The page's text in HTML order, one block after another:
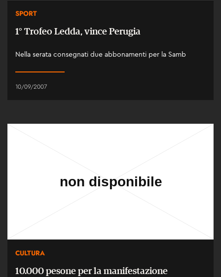
SPORT
1° Trofeo Ledda, vince Perugia
Nella serata consegnati due abbonamenti per la Samb
10/09/2007
CULTURA
10.000 pesone per la manifestazione